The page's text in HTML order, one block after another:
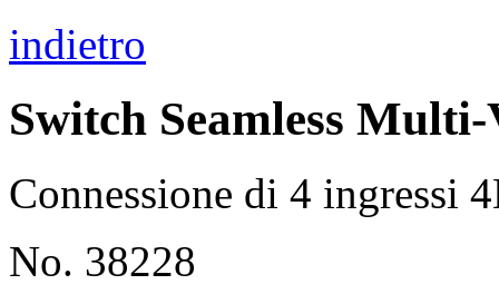
indietro
Switch Seamless
Connessione di 4 ingressi
No. 38228